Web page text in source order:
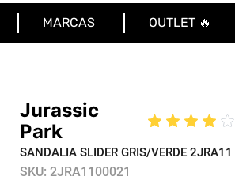
MARCAS OUTLET 🔥
Jurassic
Park
★ ★ ★ ★ ☆
SANDALIA SLIDER GRIS/VERDE 2JRA11
SKU: 2JRA1100021